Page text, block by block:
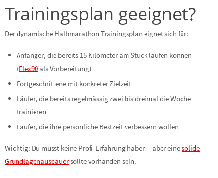
Trainingsplan geeignet?
Der dynamische Halbmarathon Trainingsplan eignet sich für:
Anfänger, die bereits 15 Kilometer am Stück laufen können
(Flex90 als Vorbereitung)
Fortgeschrittene mit konkreter Zielzeit
Läufer, die bereits regelmässig zwei bis dreimal die Woche
trainieren
Läufer, die ihre persönliche Bestzeit verbessern wollen
Wichtig: Du musst keine Profi-Erfahrung haben – aber einesolide
Grundlagenausdauersollte vorhanden sein.